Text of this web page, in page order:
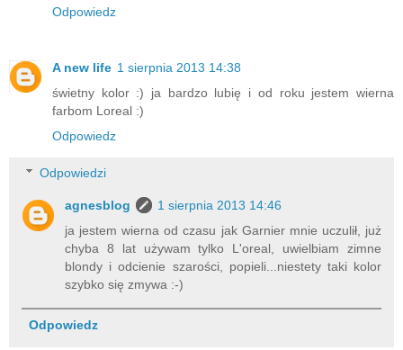
Odpowiedz
A new life 1 sierpnia 2013 14:38
świetny kolor :) ja bardzo lubię i od roku jestem wierna
farbom Loreal :)
Odpowiedz
Odpowiedzi
agnesblog
1 sierpnia 2013 14:46
ja jestem wierna od czasu jak Garnier mnie uczulił, już
chyba 8 lat używam tylko L'oreal, uwielbiam zimne
blondy i odcienie szarości, popieli...niestety taki kolor
szybko się zmywa :-)
Odpowiedz